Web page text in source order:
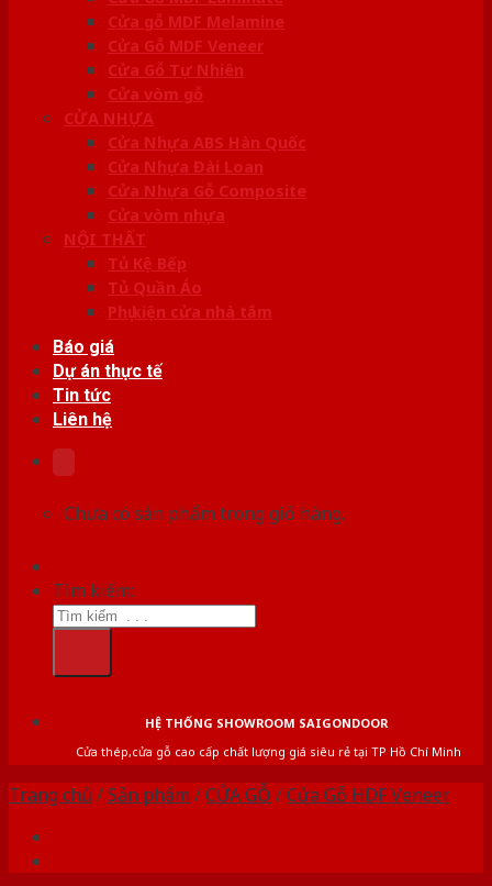
Cửa gỗ MDF Melamine
Cửa Gỗ MDF Veneer
Cửa Gỗ Tự Nhiên
Cửa vòm gỗ
CỬA NHỰA
Cửa Nhựa ABS Hàn Quốc
Cửa Nhựa Đài Loan
Cửa Nhựa Gỗ Composite
Cửa vòm nhựa
NỘI THẤT
Tủ Kệ Bếp
Tủ Quần Áo
Phụ kiện cửa nhà tắm
Báo giá
Dự án thực tế
Tin tức
Liên hệ
Chưa có sản phẩm trong giỏ hàng.
Tìm kiếm:
HỆ THỐNG SHOWROOM SAIGONDOOR
Cửa thép,cửa gỗ cao cấp chất lượng giá siêu rẻ tại TP Hồ Chí Minh
Trang chủ /Sản phẩm /CỬA GỖ /Cửa Gỗ HDF Veneer